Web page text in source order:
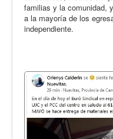
familias y la comunidad,
a la mayoría de los
independiente.